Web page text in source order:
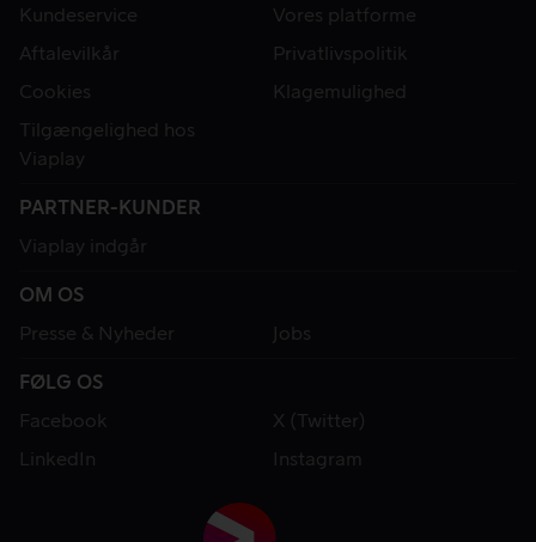
Kundeservice
Vores platforme
Aftalevilkår
Privatlivspolitik
Cookies
Klagemulighed
Tilgængelighed hos
Viaplay
PARTNER-KUNDER
Viaplay indgår
OM OS
Presse & Nyheder
Jobs
FØLG OS
Facebook
X (Twitter)
LinkedIn
Instagram